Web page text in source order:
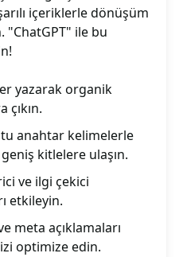
içeriklerle dönüşüm
"ChatGPT" ile bu
yazarak organik
çıkın.
anahtar kelimelerle
kitlelere ulaşın.
ve ilgi çekici
etkileyin.
meta açıklamaları
optimize edin.